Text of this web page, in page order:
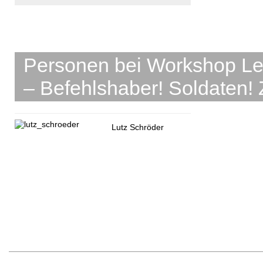
Personen bei Workshop
– Befehlshaber! Soldaten!
Lutz Schröder